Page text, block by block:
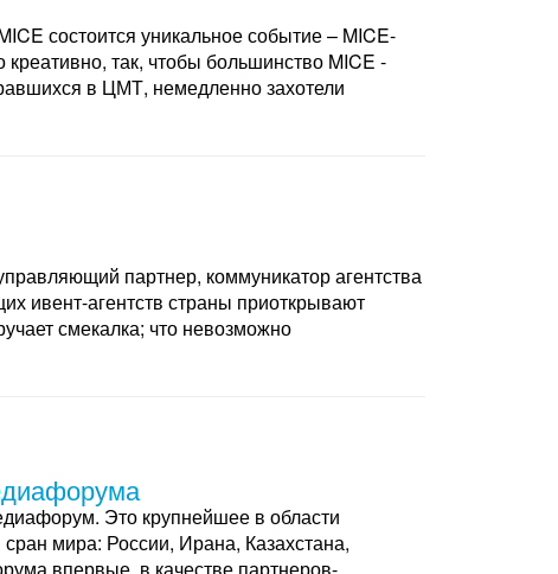
состоится уникальное событие – MICE-
так, чтобы большинство MICE -
в ЦМТ, немедленно захотели
партнер, коммуникатор агентства
ивент-агентств страны приоткрывают
смекалка; что невозможно
Это крупнейшее в области
мира: России, Ирана, Казахстана,